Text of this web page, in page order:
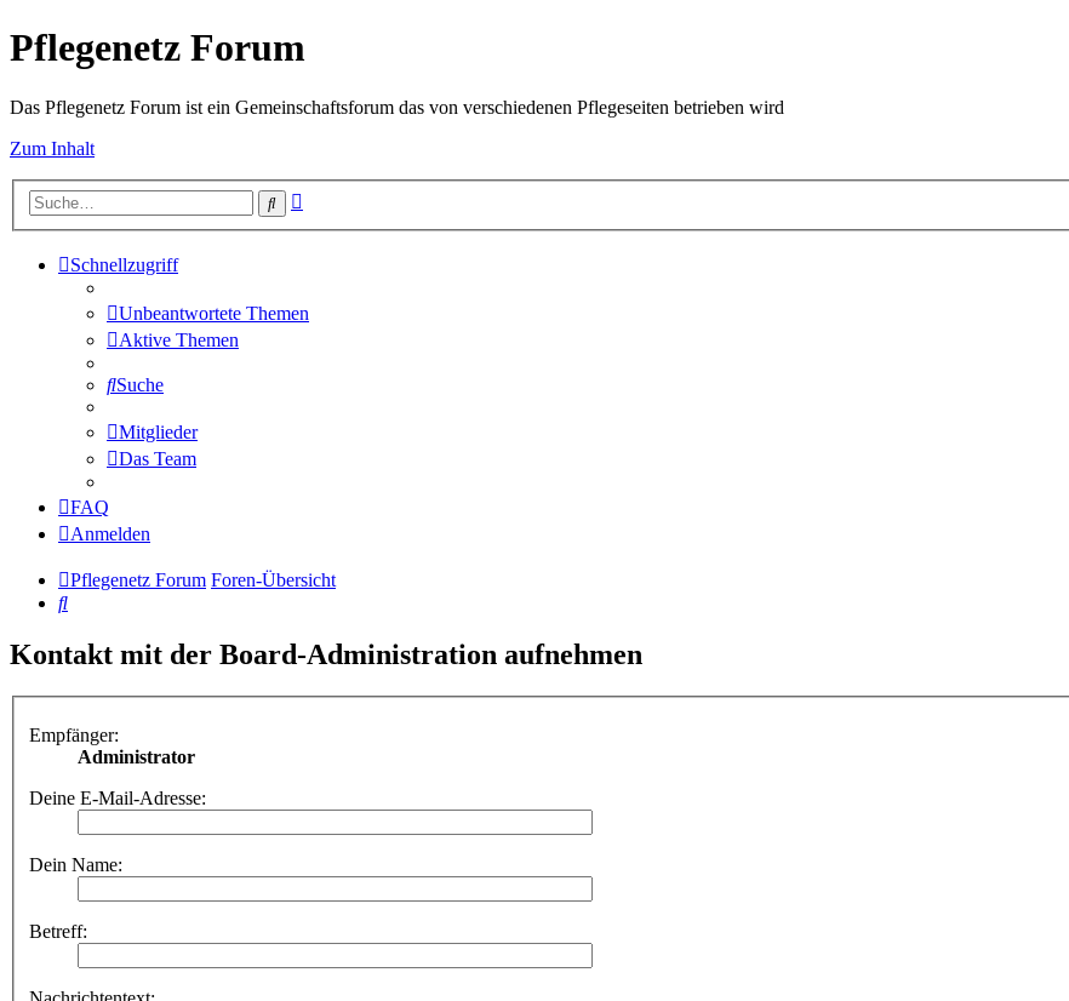
Pflegenetz Forum
Das Pflegenetz Forum ist ein Gemeinschaftsforum das von verschiedenen Pflegeseiten betrieben wird
Zum Inhalt
Suche
Schnellzugriff
Unbeantwortete Themen
Aktive Themen
Suche
Mitglieder
Das Team
FAQ
Anmelden
Pflegenetz Forum Foren-Übersicht
Suche
Kontakt mit der Board-Administration aufnehmen
Empfänger:
Administrator
Deine E-Mail-Adresse:
Dein Name:
Betreff: